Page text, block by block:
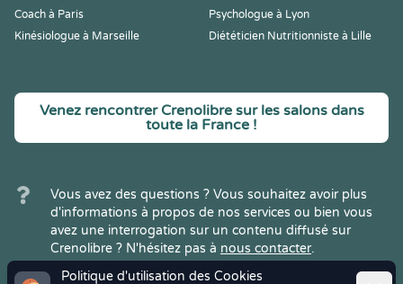
Politique d'utilisation des Cookies
Coach à Paris
Psychologue à Lyon
Kinésiologue à Marseille
Diététicien Nutritionniste à Lille
Venez rencontrer Crenolibre sur les salons dans
toute la France !
Vous avez des questions ? Vous souhaitez avoir plus
d'informations à propos de nos services ou bien vous
avez une interrogation sur un contenu diffusé sur
Crenolibre ? N'hésitez pas à nous contacter.